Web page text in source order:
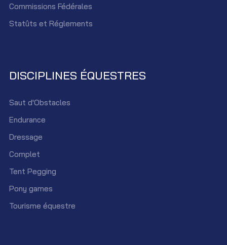
Commissions Fédérales
Statûts et Réglements
DISCIPLINES ÉQUESTRES
Saut d'Obstacles
Endurance
Dressage
Complet
Tent Pegging
Pony games
Tourisme équestre